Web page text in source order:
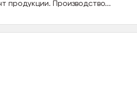
продукции. Производство...